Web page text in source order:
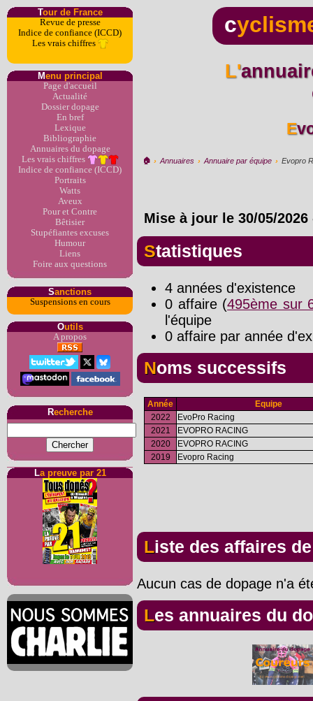
Tour de France
Revue de presse
Indice de confiance (ICCD)
Les vrais chiffres
Menu principal
Page d'accueil
Actualité
Dossier dopage
En bref
Lexique
Bibliographie
Annuaires du dopage
Les vrais chiffres
Indice de confiance (ICCD)
Portraits
Watts
Aveux
Pour et Contre
Bêtisier
Stupéfiantes excuses
Humour
Liens
Foire aux questions
Sanctions
Suspensions en cours
Outils
A propos
Recherche
La preuve par 21
c
L'annuaire du dopage par
🏠︎ › Annuaires › Annuaire par équipe › Evopro
Mise à jour le 30/05/2026
Statistiques
4 années d'existence
0 affaire (495ème sur
l'équipe
0 affaire par année
Noms successifs
Année
Equipe
2022
EvoPro Racing
2021
EVOPRO RACING
2020
EVOPRO RACING
2019
Evopro Racing
Liste des affaires
Aucun cas de dopage n'a
Les annuaires du